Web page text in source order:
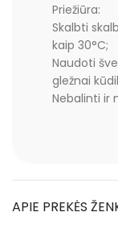
Priežiūra:
Skalbti
kaip 30°C;
Naudoti
gležnai
Nebalinti ir
APIE PREKĖS